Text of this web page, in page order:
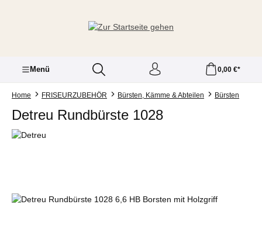
Menü 0,00 €*
Home FRISEURZUBEHÖR Bürsten, Kämme & Abteilen Bürsten
Detreu Rundbürste 1028
Bildergalerie überspringen